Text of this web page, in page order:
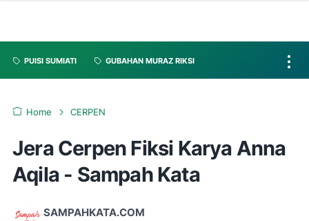
PUISI SUMIATI GUBAHAN MURAZ RIKSI
Home CERPEN
Jera Cerpen Fiksi Karya Anna
Aqila - Sampah Kata
SAMPAHKATA.COM